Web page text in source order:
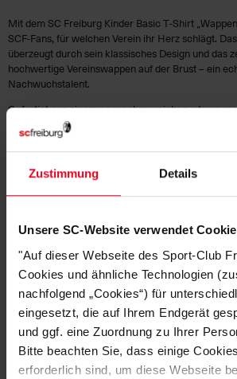
Zustimmung Details
Unsere SC-Website verwendet
"Auf dieser Webseite des Sport-Club
Cookies und ähnliche Technologien
nachfolgend „Cookies“) für
eingesetzt, die auf Ihrem Endgerät
und ggf. eine Zuordnung zu Ihrer
Bitte beachten Sie, dass einige
erforderlich sind, um diese Webseite
Mit dem SC Freiburg Kinder Basic T‑Shirt
SCF‑Fans, für welchen Verein ihr Herz schlägt.
überzeugt durch sein klassisches Design und das
hochwertige Vereinswappen auf der Brust – ein
Nachwuchstalent.
Gefertigt aus einem angenehm weichen,
Shirt für hohen Tragekomfort – egal ob auf dem
oder im Stadion. Der gerade Schnitt und der
machen es zum perfekten Begleiter für jeden Tag.
HIGHLIGHTS:
Leuchtendes Rot für den perfekten Fan‑Look
Weiche, pflegeleichte Baumwollqualität
Bequemer Sitz für Alltag und Sport
Ein Must‑have für alle jungen SCF‑Anhänger, die
präsentieren möchten!
HERSTELLERANGABEN